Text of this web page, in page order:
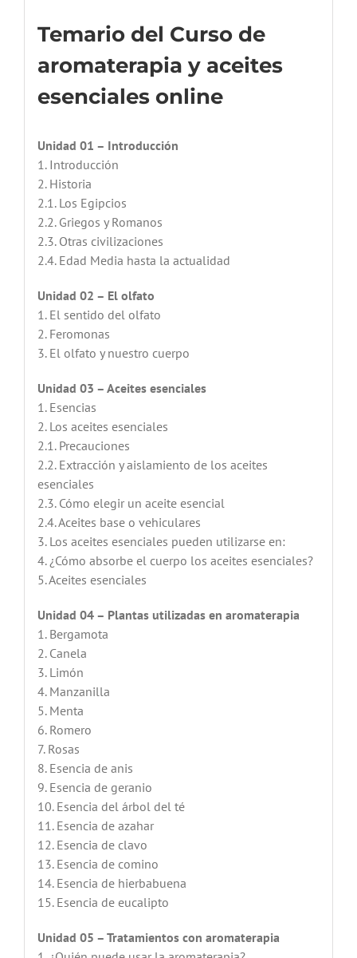
Temario del Curso de
aromaterapia y aceites
esenciales online
Unidad 01 – Introducción
1. Introducción
2. Historia
2.1. Los Egipcios
2.2. Griegos y Romanos
2.3. Otras civilizaciones
2.4. Edad Media hasta la actualidad
Unidad 02 – El olfato
1. El sentido del olfato
2. Feromonas
3. El olfato y nuestro cuerpo
Unidad 03 – Aceites esenciales
1. Esencias
2. Los aceites esenciales
2.1. Precauciones
2.2. Extracción y aislamiento de los aceites
esenciales
2.3. Cómo elegir un aceite esencial
2.4. Aceites base o vehiculares
3. Los aceites esenciales pueden utilizarse en:
4. ¿Cómo absorbe el cuerpo los aceites esenciales?
5. Aceites esenciales
Unidad 04 – Plantas utilizadas en aromaterapia
1. Bergamota
2. Canela
3. Limón
4. Manzanilla
5. Menta
6. Romero
7. Rosas
8. Esencia de anis
9. Esencia de geranio
10. Esencia del árbol del té
11. Esencia de azahar
12. Esencia de clavo
13. Esencia de comino
14. Esencia de hierbabuena
15. Esencia de eucalipto
Unidad 05 – Tratamientos con aromaterapia